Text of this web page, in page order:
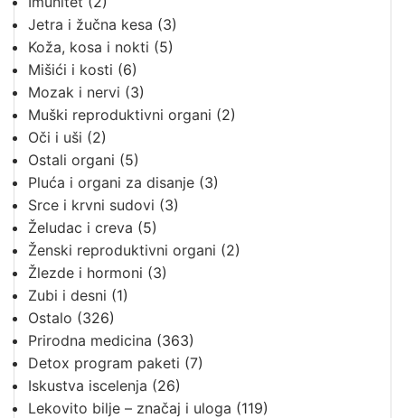
Jetra i žučna kesa (3)
Koža, kosa i nokti (5)
Mišići i kosti (6)
Mozak i nervi (3)
Muški reproduktivni organi (2)
Oči i uši (2)
Ostali organi (5)
Pluća i organi za disanje (3)
Srce i krvni sudovi (3)
Želudac i creva (5)
Ženski reproduktivni organi (2)
Žlezde i hormoni (3)
Zubi i desni (1)
Ostalo (326)
Prirodna medicina (363)
Detox program paketi (7)
Iskustva iscelenja (26)
Lekovito bilje – značaj i uloga (119)